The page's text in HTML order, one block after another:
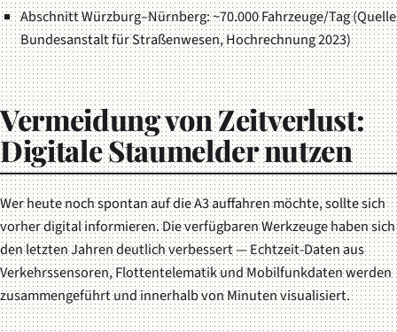
Abschnitt Würzburg–Nürnberg: ~70.000 Fahrzeuge/Tag
Bundesanstalt für Straßenwesen, Hochrechnung 2023)
Vermeidung von Zeitverlust:
Digitale Staumelder nutzen
Wer heute noch spontan auf die A3 auffahren möchte, sollte sich
vorher digital informieren. Die verfügbaren Werkzeuge haben
den letzten Jahren deutlich verbessert — Echtzeit-Daten aus
Verkehrssensoren, Flottentelematik und Mobilfunkdaten werden
zusammengeführt und innerhalb von Minuten visualisiert.